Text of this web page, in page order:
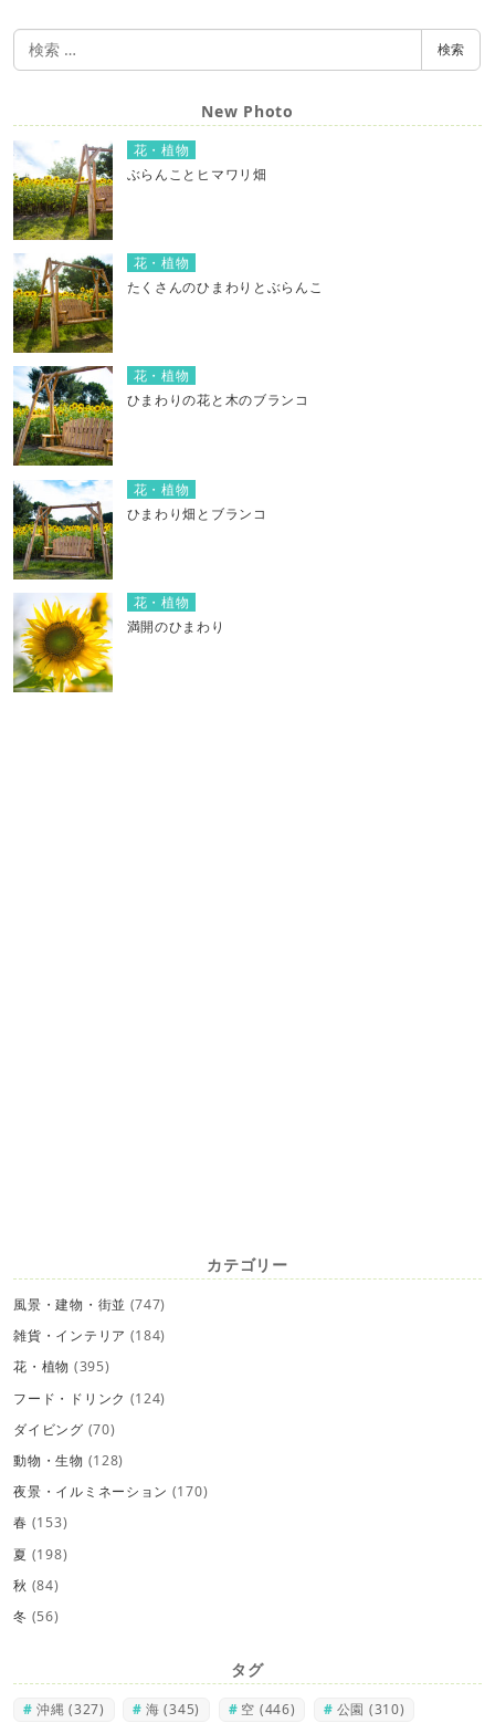
検
索
検索
New Photo
花・植物
ぶらんことヒマワリ畑
花・植物
たくさんのひまわりとぶらんこ
花・植物
ひまわりの花と木のブランコ
花・植物
ひまわり畑とブランコ
花・植物
満開のひまわり
カテゴリー
風景・建物・街並 (747)
雑貨・インテリア (184)
花・植物 (395)
フード・ドリンク (124)
ダイビング (70)
動物・生物 (128)
夜景・イルミネーション (170)
春 (153)
夏 (198)
秋 (84)
冬 (56)
タグ
沖縄 (327) 海 (345) 空 (446) 公園 (310)